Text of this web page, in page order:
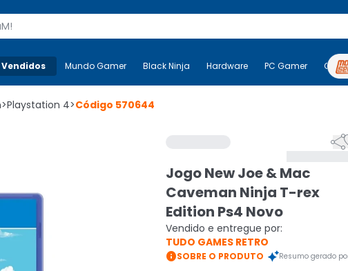
Mais-v- Mundo Gamer Black Ninja Hardware PC
Mundo Gamer Black Ninja Hardware PC Gamer
>Playstation 4>Código 570644
Jogo New Joe & Mac
Caveman Ninja T-rex
Edition Ps4 Novo
Vendido e entregue por:
TUDO GAMES RETRO
SOBRE O PRODUTO Resumo gerado